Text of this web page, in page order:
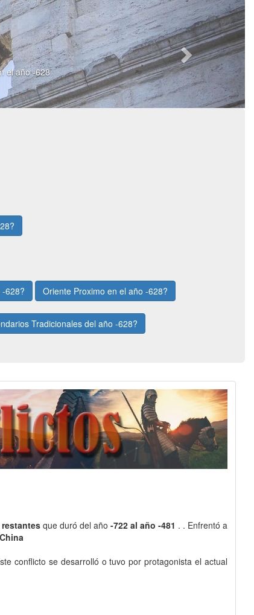
el año -628
628?
Oriente Proximo en el año -628?
Tradicionales del año -628?
que duró del año -722 al año -481 . . Enfrentó a
China
conflicto se desarrolló o tuvo por protagonista el actual